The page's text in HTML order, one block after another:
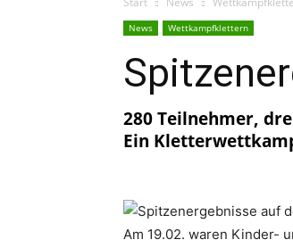
News Wettkampfklettern
280 Teilnehmer,
Ein
Am 19.02. waren Kinder-